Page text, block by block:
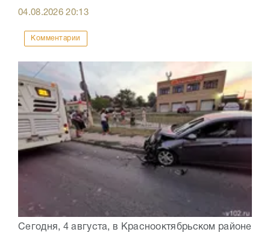
04.08.202620:13
Комментарии
Сегодня, 4 августа, в Краснооктябрьском районе